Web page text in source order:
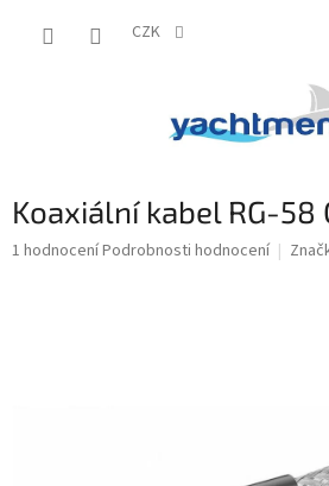
CZK
Koaxiální kabel RG-58
Průměrné
1 hodnoceníPodrobnosti hodnocení